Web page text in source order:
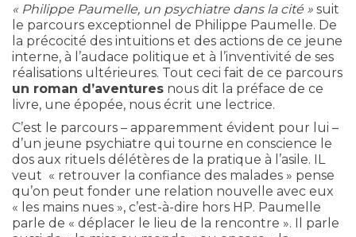
« Philippe Paumelle, un psychiatre dans la cité » suit
le parcours exceptionnel de Philippe Paumelle. De
la précocité des intuitions et des actions de ce jeune
interne, à l’audace politique et à l’inventivité de ses
réalisations ultérieures. Tout ceci fait de ce parcours
un roman d’aventures nous dit la préface de ce
livre, une épopée, nous écrit une lectrice.
C’est le parcours – apparemment évident pour lui –
d’un jeune psychiatre qui tourne en conscience le
dos aux rituels délétères de la pratique à l’asile. IL
veut « retrouver la confiance des malades » pense
qu’on peut fonder une relation nouvelle avec eux
« les mains nues », c’est-à-dire hors HP. Paumelle
parle de « déplacer le lieu de la rencontre ». Il parle